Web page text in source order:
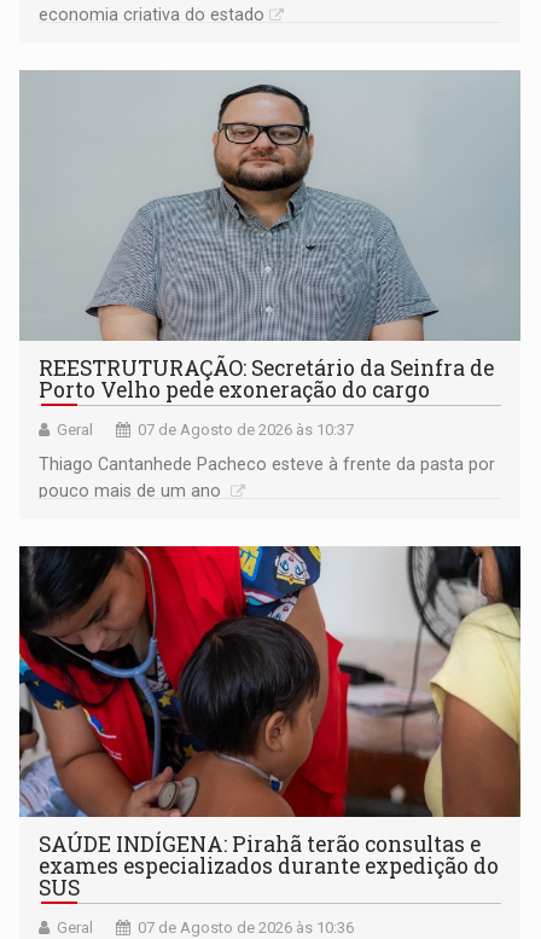
economia criativa do estado
REESTRUTURAÇÃO: Secretário da Seinfra de
Porto Velho pede exoneração do cargo
Geral 07 de Agosto de 2026 às 10:37
Thiago Cantanhede Pacheco esteve à frente da pasta por
pouco mais de um ano
SAÚDE INDÍGENA: Pirahã terão consultas e
exames especializados durante expedição do
SUS
Geral 07 de Agosto de 2026 às 10:36